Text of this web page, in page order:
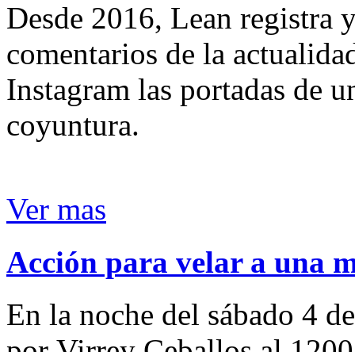
Desde 2016, Lean registra
comentarios de la
Instagram las portadas de
coyuntura.
Ver mas
Acción para velar a una
En la noche del sábado 4